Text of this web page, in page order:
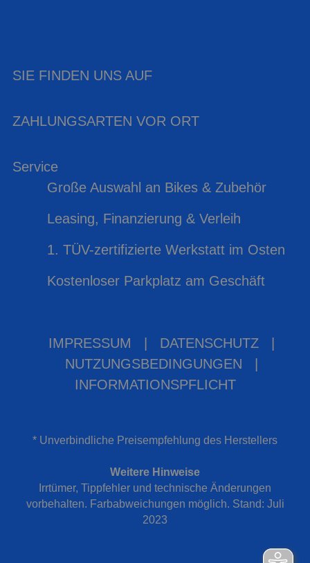
SIE FINDEN UNS AUF
ZAHLUNGSARTEN VOR ORT
Service
Große Auswahl an Bikes & Zubehör
Leasing, Finanzierung & Verleih
1. TÜV-zertifizierte Werkstatt im Osten
Kostenloser Parkplatz am Geschäft
IMPRESSUM DATENSCHUTZ
NUTZUNGSBEDINGUNGEN
INFORMATIONSPFLICHT
* Unverbindliche Preisempfehlung des Herstellers
Weitere Hinweise
Irrtümer, Tippfehler und technische Änderungen
vorbehalten. Farbabweichungen möglich. Stand: Juli
2023